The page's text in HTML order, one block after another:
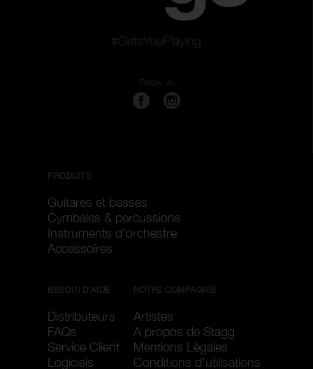
#GetsYouPlaying
Follow us
PRODUITS
Guitares et basses
Cymbales & percussions
Instruments d'orchestre
Accessoires
BESOIN D'AIDE
Distributeurs
FAQs
Service Client
Logiciels
NOTRE COMPAGNIE
Artistes
A propos de Stagg
Mentions Légales
Conditions d'utilisations